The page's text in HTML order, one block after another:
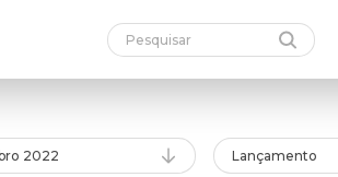
2022 Lançamento